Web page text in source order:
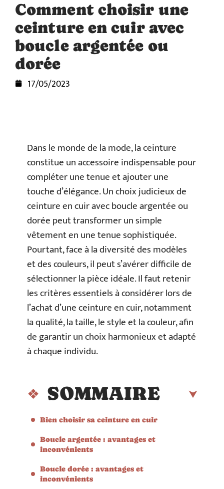
Comment choisir une
ceinture en cuir avec
boucle argentée ou
dorée
17/05/2023
Dans le monde de la mode, la ceinture
constitue un accessoire indispensable pour
compléter une tenue et ajouter une
touche d’élégance. Un choix judicieux de
ceinture en cuir avec boucle argentée ou
dorée peut transformer un simple
vêtement en une tenue sophistiquée.
Pourtant, face à la diversité des modèles
et des couleurs, il peut s’avérer difficile de
sélectionner la pièce idéale. Il faut retenir
les critères essentiels à considérer lors de
l’achat d’une ceinture en cuir, notamment
la qualité, la taille, le style et la couleur, afin
de garantir un choix harmonieux et adapté
à chaque individu.
SOMMAIRE
Bien choisir sa ceinture en cuir
Boucle argentée : avantages et
inconvénients
Boucle dorée : avantages et
inconvénients